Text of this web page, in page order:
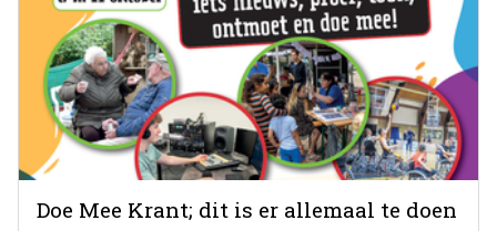
Doe Mee Krant; dit is er allemaal te doen